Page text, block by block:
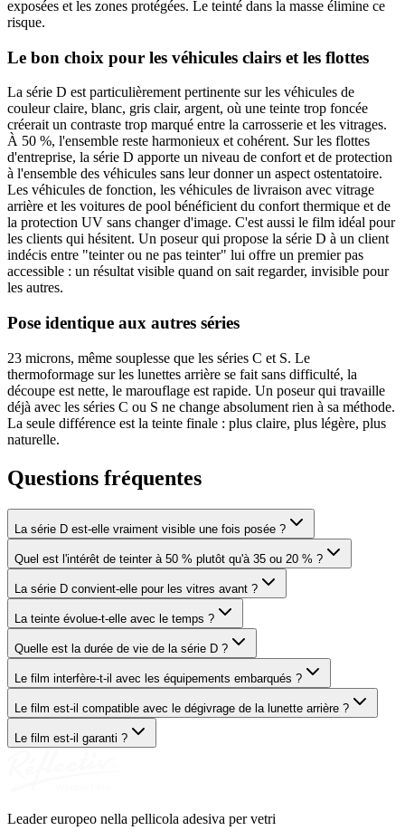
exposées et les zones protégées. Le teinté dans la masse élimine ce
risque.
Le bon choix pour les véhicules clairs et les flottes
La série D est particulièrement pertinente sur les véhicules de
couleur claire, blanc, gris clair, argent, où une teinte trop foncée
créerait un contraste trop marqué entre la carrosserie et les vitrages.
À 50 %, l'ensemble reste harmonieux et cohérent. Sur les flottes
d'entreprise, la série D apporte un niveau de confort et de protection
à l'ensemble des véhicules sans leur donner un aspect ostentatoire.
Les véhicules de fonction, les véhicules de livraison avec vitrage
arrière et les voitures de pool bénéficient du confort thermique et de
la protection UV sans changer d'image. C'est aussi le film idéal pour
les clients qui hésitent. Un poseur qui propose la série D à un client
indécis entre "teinter ou ne pas teinter" lui offre un premier pas
accessible : un résultat visible quand on sait regarder, invisible pour
les autres.
Pose identique aux autres séries
23 microns, même souplesse que les séries C et S. Le
thermoformage sur les lunettes arrière se fait sans difficulté, la
découpe est nette, le marouflage est rapide. Un poseur qui travaille
déjà avec les séries C ou S ne change absolument rien à sa méthode.
La seule différence est la teinte finale : plus claire, plus légère, plus
naturelle.
Questions fréquentes
La série D est-elle vraiment visible une fois posée ?
Quel est l'intérêt de teinter à 50 % plutôt qu'à 35 ou 20 % ?
La série D convient-elle pour les vitres avant ?
La teinte évolue-t-elle avec le temps ?
Quelle est la durée de vie de la série D ?
Le film interfère-t-il avec les équipements embarqués ?
Le film est-il compatible avec le dégivrage de la lunette arrière ?
Le film est-il garanti ?
Leader europeo nella pellicola adesiva per vetri